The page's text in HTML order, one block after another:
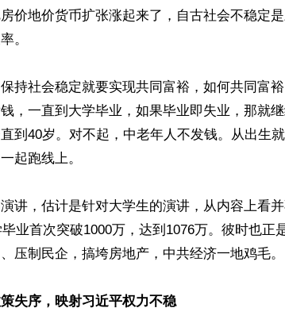
价地价货币扩张涨起来了，自古社会不稳定
。
持社会稳定就要实现共同富裕，如何共同富
，一直到大学毕业，如果毕业即失业，那就
到40岁。对不起，中老年人不发钱。从出生
起跑线上。
讲，估计是针对大学生的演讲，从内容上看
业首次突破1000万，达到1076万。彼时也正
压制民企，搞垮房地产，中共经济一地鸡毛。
失序，映射习近平权力不稳